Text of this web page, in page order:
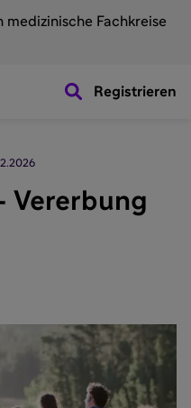
medizinische Fachkreise
Registrieren
Vererbung